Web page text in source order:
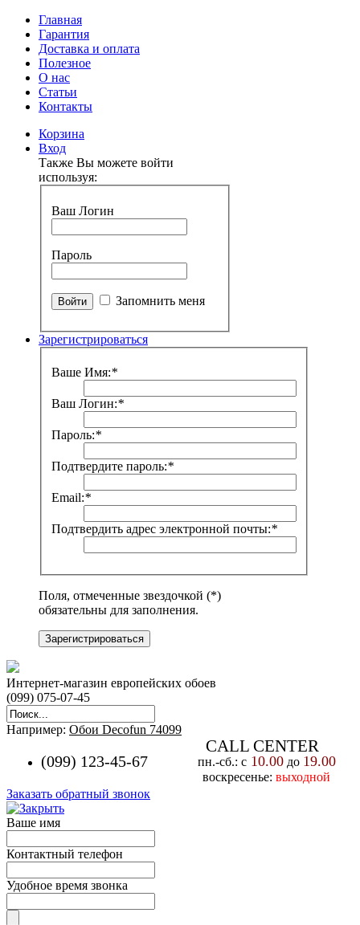
Главная
Гарантия
Доставка и оплата
Полезное
О нас
Статьи
Контакты
Корзина
Вход
Также Вы можете войти
используя:
Ваш Логин
Пароль
Запомнить меня
Зарегистрироваться
Ваше Имя:*
Ваш Логин:*
Пароль:*
Подтвердите пароль:*
Email:*
Подтвердить адрес электронной почты:*
Поля, отмеченные звездочкой (*)
обязательны для заполнения.
Зарегистрироваться
Интернет-магазин европейских обоев
(099) 075-07-45
Например: Обои Decofun 74099
(099) 123-45-67
CALL CENTER
пн.-cб.: с10.00до 19.00
воскресенье: выходной
Заказать обратный звонок
Ваше имя
Контактный телефон
Удобное время звонка